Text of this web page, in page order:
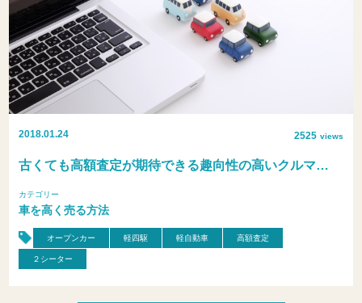
2018.01.24 2525 views
古くても高額査定が期待できる趣向性の高いクルマ…
カテゴリー
車を高く売る方法
オープンカー 軽四駆 軽自動車 高額査定
２シーター